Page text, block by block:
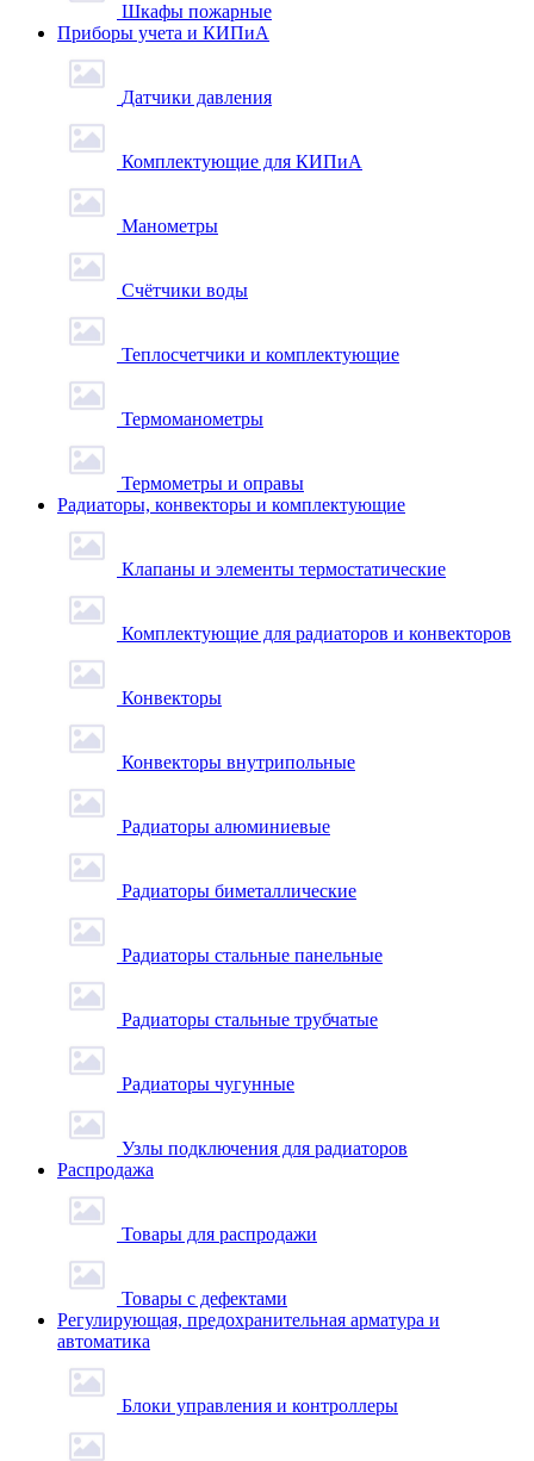
Шкафы пожарные
Приборы учета и КИПиА
Датчики давления
Комплектующие для КИПиА
Манометры
Счётчики воды
Теплосчетчики и комплектующие
Термоманометры
Термометры и оправы
Радиаторы, конвекторы и комплектующие
Клапаны и элементы термостатические
Комплектующие для радиаторов и конвекторов
Конвекторы
Конвекторы внутрипольные
Радиаторы алюминиевые
Радиаторы биметаллические
Радиаторы стальные панельные
Радиаторы стальные трубчатые
Радиаторы чугунные
Узлы подключения для радиаторов
Распродажа
Товары для распродажи
Товары с дефектами
Регулирующая, предохранительная арматура и
автоматика
Блоки управления и контроллеры